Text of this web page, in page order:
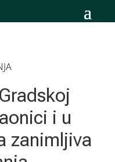
i u
zanimljiva